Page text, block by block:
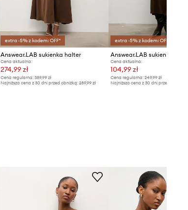
extra -5% z kodem: OFF*
Answear.LAB sukienka halter
Cena aktualna:
274,99 zł
Cena regularna:389,99 zł
Najniższa cena z 30 dni przed obniżką:289,99 zł
extra -5% z kodem: OFF*
Answear.LAB sukienka
Cena aktualna:
104,99 zł
Cena regularna: 249,99 zł
Najniższa cena z 30 dni przed obniżką: